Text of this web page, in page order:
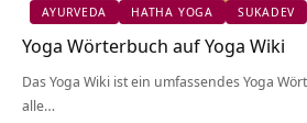
AYURVEDA HATHA YOGA SUKADEV
Yoga Wörterbuch auf Yoga Wiki
Das Yoga Wiki ist ein umfassendes Yoga
alle…